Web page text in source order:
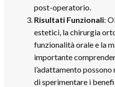
post-operatorio.
Risultati Funzionali:
estetici, la chirurgia
funzionalità orale e la
importante
l’adattamento
di sperimentare i